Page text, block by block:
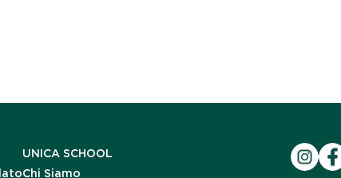
UNICA SCHOOL
Chi Siamo